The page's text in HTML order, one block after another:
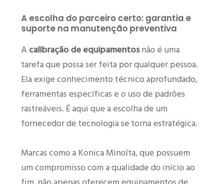
A escolha do parceiro certo: garantia e
suporte na manutenção preventiva
A calibração de equipamentosnão é uma
tarefa que possa ser feita por qualquer pessoa.
Ela exige conhecimento técnico aprofundado,
ferramentas específicas e o uso de padrões
rastreáveis. É aqui que a escolha de um
fornecedor de tecnologia se torna estratégica.
Marcas como a Konica Minolta, que possuem
um compromisso com a qualidade do início ao